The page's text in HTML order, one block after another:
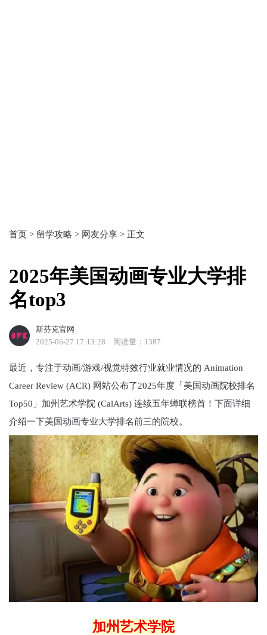
首页 > 留学攻略 > 网友分享 > 正文
2025年美国动画专业大学排
名top3
斯芬克官网
2025-06-27 17:13:28
阅读量：1387
最近，专注于动画/游戏/视觉特效行业就业情况的 Animation
Career Review (ACR) 网站公布了2025年度「美国动画院校排名
Top50」加州艺术学院 (CalArts) 连续五年蝉联榜首！下面详细
介绍一下美国动画专业大学排名前三的院校。
加州艺术学院